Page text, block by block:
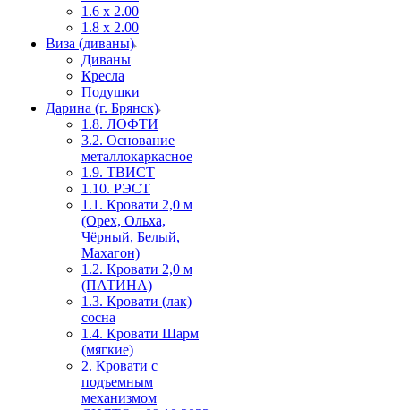
1.6 х 2.00
1.8 х 2.00
Виза (диваны)
Диваны
Кресла
Подушки
Дарина (г. Брянск)
1.8. ЛОФТИ
3.2. Основание
металлокаркасное
1.9. ТВИСТ
1.10. РЭСТ
1.1. Кровати 2,0 м
(Орех, Ольха,
Чёрный, Белый,
Махагон)
1.2. Кровати 2,0 м
(ПАТИНА)
1.3. Кровати (лак)
сосна
1.4. Кровати Шарм
(мягкие)
2. Кровати с
подъемным
механизмом